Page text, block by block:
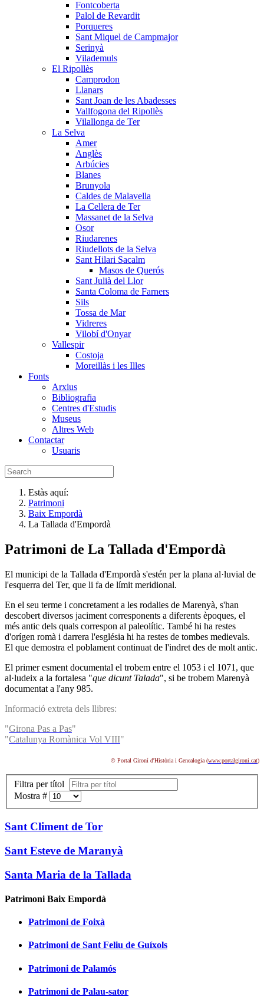
Fontcoberta
Palol de Revardit
Porqueres
Sant Miquel de Campmajor
Serinyà
Vilademuls
El Ripollès
Camprodon
Llanars
Sant Joan de les Abadesses
Vallfogona del Ripollès
Vilallonga de Ter
La Selva
Amer
Anglès
Arbúcies
Blanes
Brunyola
Caldes de Malavella
La Cellera de Ter
Massanet de la Selva
Osor
Riudarenes
Riudellots de la Selva
Sant Hilari Sacalm
Masos de Querós
Sant Julià del Llor
Santa Coloma de Farners
Sils
Tossa de Mar
Vidreres
Vilobí d'Onyar
Vallespir
Costoja
Moreillàs i les Illes
Fonts
Arxius
Bibliografia
Centres d'Estudis
Museus
Altres Web
Contactar
Usuaris
Estàs aquí:
Patrimoni
Baix Empordà
La Tallada d'Empordà
Patrimoni de La Tallada d'Empordà
El municipi de la Tallada d'Empordà s'estén per la plana al·luvial de
l'esquerra del Ter, que li fa de límit meridional.
En el seu terme i concretament a les rodalies de Marenyà, s'han
descobert diversos jaciment corresponents a diferents èpoques, el
més antic dels quals correspon al paleolític. També hi ha restes
d'orígen romà i darrera l'església hi ha restes de tombes medievals.
El que demostra el poblament continuat de l'indret des de molt antic.
El primer esment documental el trobem entre el 1053 i el 1071, que
al·ludeix a la fortalesa "que dicunt Talada", si be trobem Marenyà
documentat a l'any 985.
Informació extreta dels llibres:
"Girona Pas a Pas"
"Catalunya Romànica Vol VIII"
© Portal Gironí d'Història i Genealogia (www.portalgironi.cat)
Filtra per títol
Mostra #
Sant Climent de Tor
Sant Esteve de Maranyà
Santa Maria de la Tallada
Patrimoni Baix Empordà
Patrimoni de Foixà
Patrimoni de Sant Feliu de Guíxols
Patrimoni de Palamós
Patrimoni de Palau-sator